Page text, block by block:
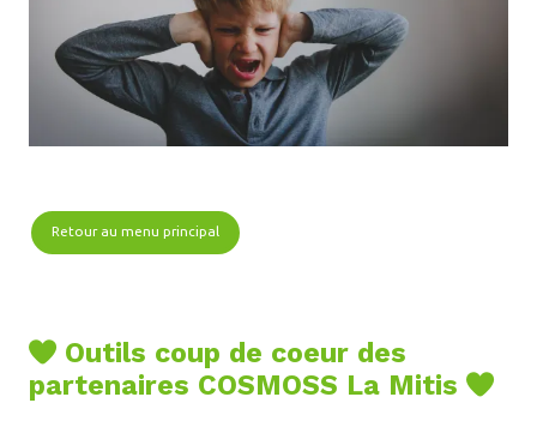
Retour au menu principal
Outils coup de coeur des
partenaires COSMOSS La Mitis 